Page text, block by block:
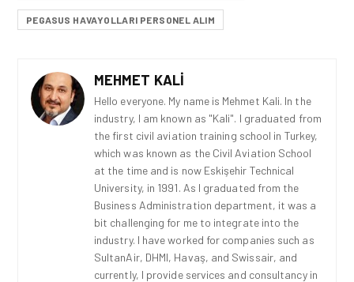
PEGASUS HAVAYOLLARI PERSONEL ALIM
MEHMET KALI
Hello everyone. My name is Mehmet Kali. In the
industry, I am known as "Kali". I graduated from
the first civil aviation training school in Turkey,
which was known as the Civil Aviation School
at the time and is now Eskişehir Technical
University, in 1991. As I graduated from the
Business Administration department, it was a
bit challenging for me to integrate into the
industry. I have worked for companies such as
SultanAir, DHMI, Havaş, and Swissair, and
currently, I provide services and consultancy in